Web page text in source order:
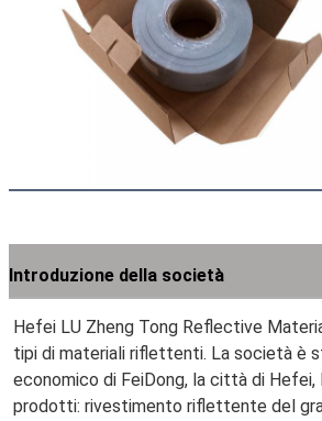
Introduzione della società
Hefei LU Zheng Tong Reflective
tipi di materiali riflettenti. La società è
economico di FeiDong, la città di Hefei,
prodotti: rivestimento riflettente del